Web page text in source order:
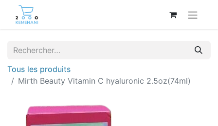
Tous les produits
Mirth Beauty Vitamin C hyaluronic 2.5oz(74ml)